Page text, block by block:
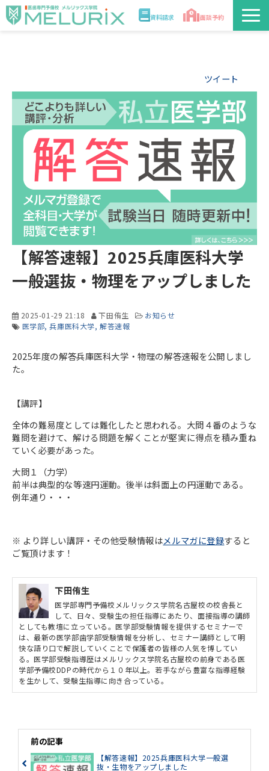
資料請求 面談予約
入学案内
合格実績・合格体験記
医学部解答速報2026
ツイート
【解答速報】2025兵庫医科大学
一般選抜・物理をアップしました
2025-01-29 21:18 下田侑生
お知らせ
医学部 兵庫医科大学 解答速報
2025年度の解答兵庫医科大学・物理の解答速報を公開しまし
た。
【講評】
全体の難易度としては難化したと思われる。大問４番のような
難問を避けて、解ける問題を解くことが堅実に得点を積み重ね
ていく必要があった。
大問１（力学）
前半は典型的な等速円運動。後半は斜面上の円運動である。
例年通り・・・
※ より詳しい講評・その他受験情報はメルマガに登録すると
ご覧頂けます！
下田侑生
医学部専門予備校メルリックス学院名古屋校の校舎長と
して、日々、受験生の担任指導にあたり、面接指導の講師
としても教壇に立っている。医学部受験情報を提供するセミナーで
は、最新の医学部歯学部受験情報を分析し、セミナー講師として明
快な語り口で解説していくことで保護者の皆様の人気を博してい
る。医学部受験指導歴はメルリックス学院名古屋校の前身である医
学部予備校DDPの時代から１０年以上。若手ながら豊富な指導経験
を生かして、受験生指導に向き合っている。
前の記事
【解答速報】2025兵庫医科大学一般選
抜・生物をアップしました